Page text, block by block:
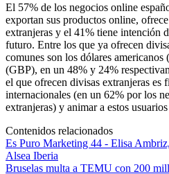
El 57% de los negocios online
exportan sus productos online,
extranjeras y el 41% tiene intención
futuro. Entre los que ya ofrecen
comunes son los dólares
(GBP), en un 48% y 24%
el que ofrecen divisas extranjeras es
internacionales (en un 62% por los
extranjeras) y animar a estos
Contenidos relacionados
Es Puro Marketing 44 - Elisa
Alsea Iberia
Bruselas multa a TEMU con 200